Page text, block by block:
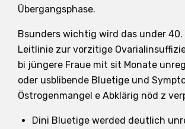
Übergangsphase.
Bsunders wichtig wird das under 40.
Leitlinie zur vorzitige
bi jüngere Fraue mit sit Monate
oder usblibende Bluetige und
Östrogenmangel e Abklärig nöd z
Dini Bluetige werded deutlich